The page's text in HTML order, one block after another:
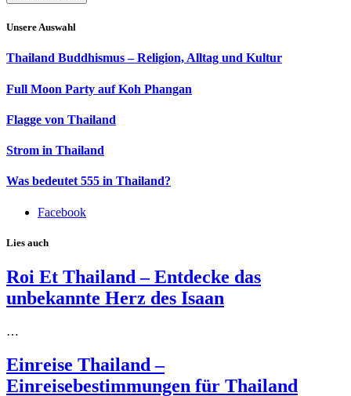
Unsere Auswahl
Thailand Buddhismus – Religion, Alltag und Kultur
Full Moon Party auf Koh Phangan
Flagge von Thailand
Strom in Thailand
Was bedeutet 555 in Thailand?
Facebook
Lies auch
Roi Et Thailand – Entdecke das
unbekannte Herz des Isaan
…
Einreise Thailand –
Einreisebestimmungen für Thailand